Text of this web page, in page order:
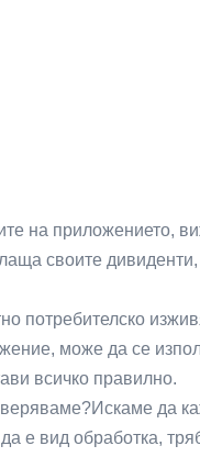
на приложението,
своите
потребителско
може да се
всичко правилно.
да
е вид обработка,